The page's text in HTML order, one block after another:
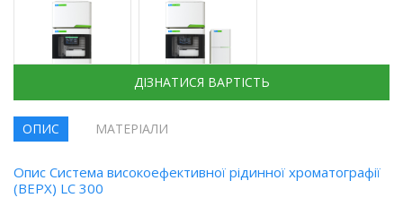
ДІЗНАТИСЯ ВАРТІСТЬ
ОПИС МАТЕРІАЛИ
Опис Система високоефективної рідинної хроматографії
(ВЕРХ) LC 300